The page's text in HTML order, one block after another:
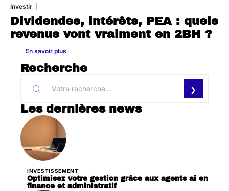
Investir
Dividendes, intérêts, PEA : quels
revenus vont vraiment en 2BH ?
En savoir plus
Recherche
Les dernières news
INVESTISSEMENT
Optimisez votre gestion grâce aux agents ai en
finance et administratif